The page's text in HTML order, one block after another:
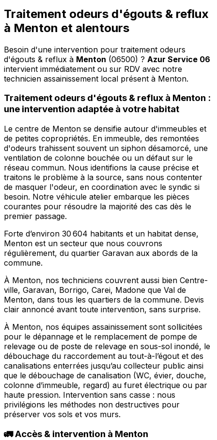
Traitement odeurs d'égouts & reflux
à Menton et alentours
Besoin d'une intervention pour traitement odeurs
d'égouts & reflux à Menton (06500) ? Azur Service 06
intervient immédiatement ou sur RDV avec notre
technicien assainissement local présent à Menton.
Traitement odeurs d'égouts & reflux à Menton :
une intervention adaptée à votre habitat
Le centre de Menton se densifie autour d'immeubles et
de petites copropriétés. En immeuble, des remontées
d'odeurs trahissent souvent un siphon désamorcé, une
ventilation de colonne bouchée ou un défaut sur le
réseau commun. Nous identifions la cause précise et
traitons le problème à la source, sans nous contenter
de masquer l'odeur, en coordination avec le syndic si
besoin. Notre véhicule atelier embarque les pièces
courantes pour résoudre la majorité des cas dès le
premier passage.
Forte d’environ 30 604 habitants et un habitat dense,
Menton est un secteur que nous couvrons
régulièrement, du quartier Garavan aux abords de la
commune.
À Menton, nos techniciens couvrent aussi bien Centre-
ville, Garavan, Borrigo, Carei, Madone que Val de
Menton, dans tous les quartiers de la commune. Devis
clair annoncé avant toute intervention, sans surprise.
À Menton, nos équipes assainissement sont sollicitées
pour le dépannage et le remplacement de pompe de
relevage ou de poste de relevage en sous-sol inondé, le
débouchage du raccordement au tout-à-l’égout et des
canalisations enterrées jusqu’au collecteur public ainsi
que le débouchage de canalisation (WC, évier, douche,
colonne d’immeuble, regard) au furet électrique ou par
haute pression. Intervention sans casse : nous
privilégions les méthodes non destructives pour
préserver vos sols et vos murs.
🚛 Accès & intervention à Menton